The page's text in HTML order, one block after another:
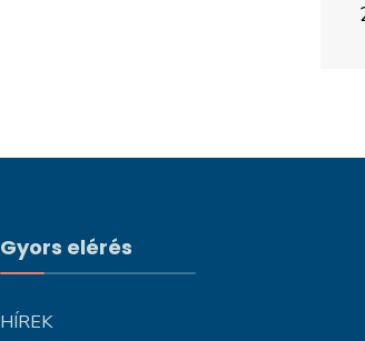
Gyors elérés
HÍREK